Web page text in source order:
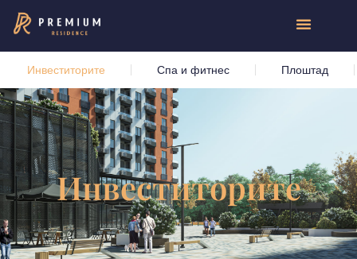
Инвеститорите Спа и фитнес Плоштад
Инвеститорите